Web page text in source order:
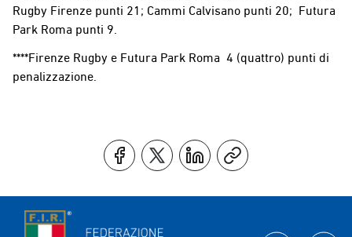
Rugby Firenze punti 21; Cammi Calvisano punti 20; Futura
Park Roma punti 9.
****Firenze Rugby e Futura Park Roma 4 (quattro) punti di
penalizzazione.